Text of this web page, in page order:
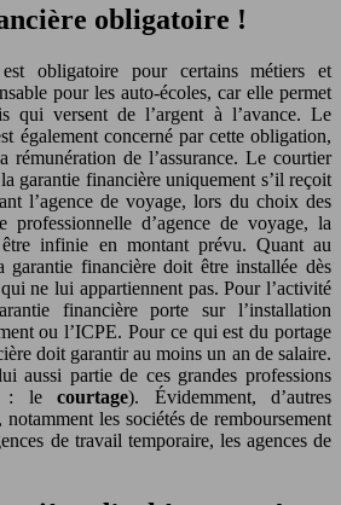
obligatoire !
obligatoire pour certains métiers et
pour les auto-écoles, car elle permet
qui versent de l’argent à l’avance. Le
également concerné par cette obligation,
rémunération de l’assurance. Le courtier
garantie financière uniquement s’il reçoit
l’agence de voyage, lors du choix des
professionnelle d’agence de voyage, la
infinie en montant prévu. Quant au
garantie financière doit être installée dès
ne lui appartiennent pas. Pour l’activité
financière porte sur l’installation
ou l’ICPE. Pour ce qui est du portage
doit garantir au moins un an de salaire.
aussi partie de ces grandes professions
: le courtage). Évidemment, d’autres
les sociétés de remboursement
de travail temporaire, les agences de